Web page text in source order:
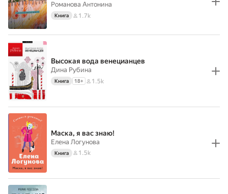
Романова Антонина
Книга 1.7k
Высокая вода венецианцев
Дина Рубина
Книга 18+ 1.5k
Маска, я вас знаю!
Елена Логунова
Книга 1.5k